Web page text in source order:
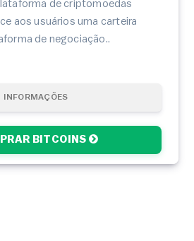
INFORMAÇÕES
BITCOINS
de criptomoedas
aos usuários uma carteira
de negociação..